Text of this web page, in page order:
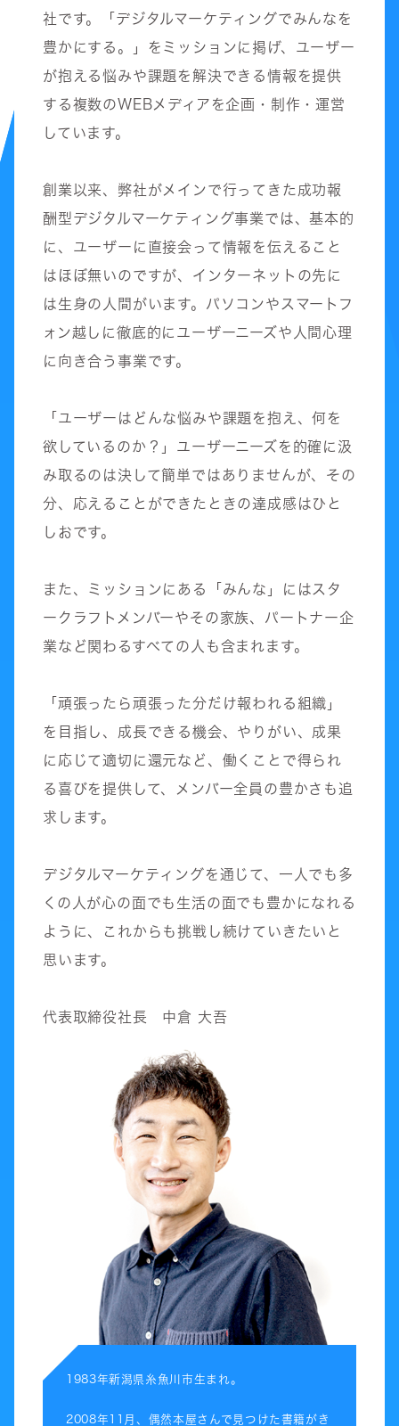
社です。「デジタルマーケティングでみんなを
豊かにする。」をミッションに掲げ、ユーザー
が抱える悩みや課題を解決できる情報を提供
する複数のWEBメディアを企画・制作・運営
しています。
創業以来、弊社がメインで行ってきた成功報
酬型デジタルマーケティング事業では、基本的
に、ユーザーに直接会って情報を伝えること
はほぼ無いのですが、インターネットの先に
は生身の人間がいます。パソコンやスマートフ
ォン越しに徹底的にユーザーニーズや人間心理
に向き合う事業です。
「ユーザーはどんな悩みや課題を抱え、何を
欲しているのか？」ユーザーニーズを的確に汲
み取るのは決して簡単ではありませんが、その
分、応えることができたときの達成感はひと
しおです。
また、ミッションにある「みんな」にはスタ
ークラフトメンバーやその家族、パートナー企
業など関わるすべての人も含まれます。
「頑張ったら頑張った分だけ報われる組織」
を目指し、成長できる機会、やりがい、成果
に応じて適切に還元など、働くことで得られ
る喜びを提供して、メンバー全員の豊かさも追
求します。
デジタルマーケティングを通じて、一人でも多
くの人が心の面でも生活の面でも豊かになれる
ように、これからも挑戦し続けていきたいと
思います。
代表取締役社長 中倉 大吾
1983年新潟県糸魚川市生まれ。
2008年11月、偶然本屋さんで見つけた書籍がき